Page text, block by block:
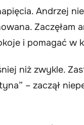
Andrzej
Zaczęłam
i pomagać w
niż zwykle.
– zaczął